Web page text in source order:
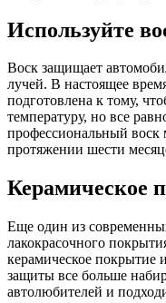
Используйте
Воск защищает
лучей. В настоящее
подготовлена к тому,
температуру, но все
профессиональный воск
протяжении шести
Керамическое
Еще один из
лакокрасочного
керамическое покрытие
защиты все больше
автолюбителей и